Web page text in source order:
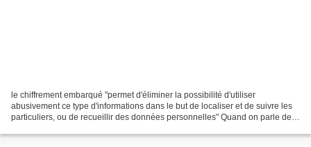
le chiffrement embarqué "permet d'éliminer la possibilité d'utiliser
abusivement ce type d'informations dans le but de localiser et de suivre les
particuliers, ou de recueillir des données personnelles" Quand on parle de